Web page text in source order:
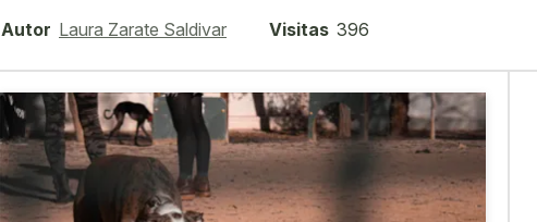
Autor Laura Zarate Saldivar Visitas 396